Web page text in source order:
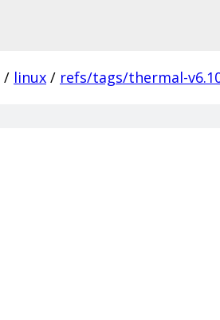
/ linux / refs/tags/thermal-